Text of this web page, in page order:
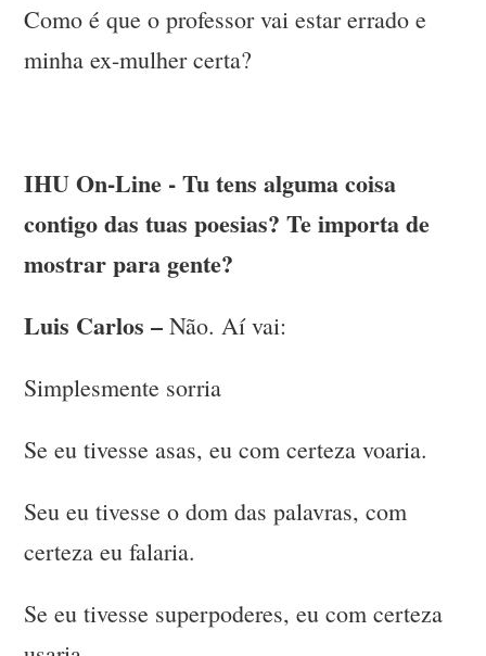
Como é que o professor vai estar errado e
minha ex-mulher certa?
IHU On-Line - Tu tens alguma coisa
contigo das tuas poesias? Te importa de
mostrar para gente?
Luis Carlos – Não. Aí vai:
Simplesmente sorria
Se eu tivesse asas, eu com certeza voaria.
Seu eu tivesse o dom das palavras, com
certeza eu falaria.
Se eu tivesse superpoderes, eu com certeza